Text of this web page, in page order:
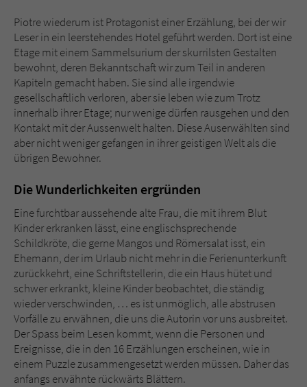
Piotre wiederum ist Protagonist einer Erzählung, bei der wir
Leser in ein leerstehendes Hotel geführt werden. Dort ist eine
Etage mit einem Sammelsurium der skurrilsten Gestalten
bewohnt, deren Bekanntschaft wir zum Teil in anderen
Kapiteln gemacht haben. Sie sind alle irgendwie
gesellschaftlich verloren, aber sie leben wie zum Trotz
innerhalb ihrer Etage; nur wenige dürfen rausgehen und den
Kontakt mit der Aussenwelt halten. Diese Auserwählten sind
aber nicht weniger gefangen in ihrer geistigen Welt als die
übrigen Bewohner.
Die Wunderlichkeiten ergründen
Eine furchtbar aussehende alte Frau, die mit ihrem Blut
Kinder erkranken lässt, eine englischsprechende
Schildkröte, die gerne Mangos und Römersalat isst, ein
Ehemann, der im Urlaub nicht mehr in die Ferienunterkunft
zurückkehrt, eine Schriftstellerin, die ein Haus hütet und
schwer erkrankt, kleine Kinder beobachtet, die ständig
wieder verschwinden, … es ist unmöglich, alle abstrusen
Vorfälle zu erwähnen, die uns die Autorin vor uns ausbreitet.
Der Spass beim Lesen kommt, wenn die Personen und
Ereignisse, die in den 16 Erzählungen erscheinen, wie in
einem Puzzle zusammengesetzt werden müssen. Daher das
anfangs erwähnte rückwärts Blättern.